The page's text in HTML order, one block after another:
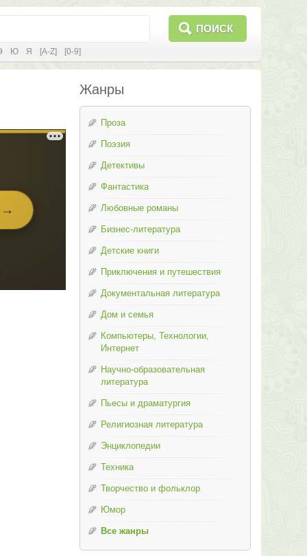
ПОИСК
Ю Я [A-Z] [0-9]
Жанры
Проза
Поэзия
Детективы
Фантастика
Любовные романы
Бизнес-литература
Детские книги
Приключения и путешествия
Документальная литература
Дом и семья
Компьютеры, Технологии,
Интернет
Научно-образовательная
литература
Пьесы и драматургия
Религиозная литература
Энциклопедии
Техника
Творчество и фольклор
Юмор
Все жанры